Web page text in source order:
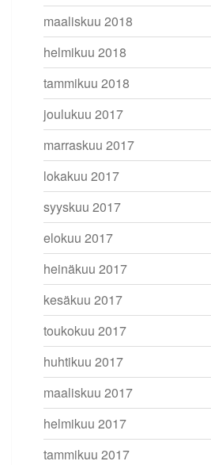
maaliskuu 2018
helmikuu 2018
tammikuu 2018
joulukuu 2017
marraskuu 2017
lokakuu 2017
syyskuu 2017
elokuu 2017
heinäkuu 2017
kesäkuu 2017
toukokuu 2017
huhtikuu 2017
maaliskuu 2017
helmikuu 2017
tammikuu 2017